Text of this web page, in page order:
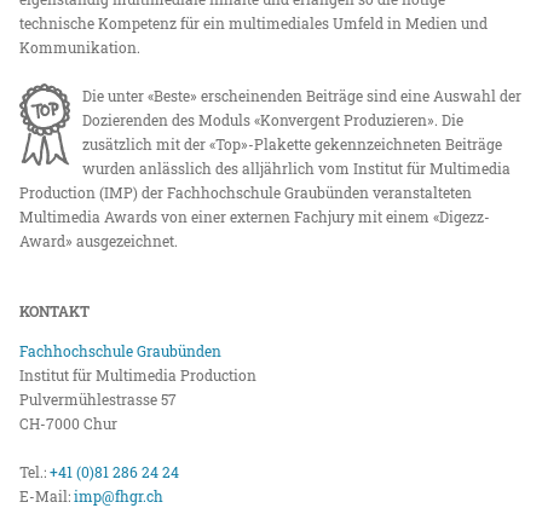
technische Kompetenz für ein multimediales Umfeld in Medien und
Kommunikation.
Die unter «Beste» erscheinenden Beiträge sind eine Auswahl der
Dozierenden des Moduls «Konvergent Produzieren». Die
zusätzlich mit der «Top»-Plakette gekennzeichneten Beiträge
wurden anlässlich des alljährlich vom Institut für Multimedia
Production (IMP) der Fachhochschule Graubünden veranstalteten
Multimedia Awards von einer externen Fachjury mit einem «Digezz-
Award» ausgezeichnet.
KONTAKT
Fachhochschule Graubünden
Institut für Multimedia Production
Pulvermühlestrasse 57
CH-7000 Chur
Tel.:+41 (0)81 286 24 24
E-Mail:imp@fhgr.ch